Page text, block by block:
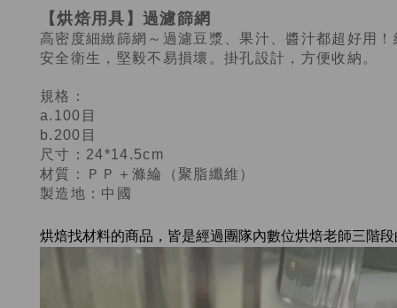
【烘焙用具】過濾篩網
高密度細緻篩網～過濾豆漿、果汁、醬汁都超好用
安全衛生，堅毅不易損壞。掛孔設計，方便收納。
規格：
a.100目
b.200目
尺寸：24*14.5cm
材質：ＰＰ＋滌綸（聚脂纖維）
製造地：中國
烘焙找材料的商品，皆是經過團隊內數位烘焙老師三階